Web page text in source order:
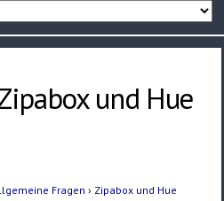
und Hue
Fragen › Zipabox und Hue